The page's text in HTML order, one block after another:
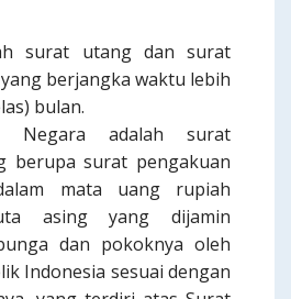
surat utang dan surat
berjangka waktu lebih
bulan.
Negara adalah surat
berupa surat pengakuan
mata uang rupiah
asing yang dijamin
dan pokoknya oleh
Indonesia sesuai dengan